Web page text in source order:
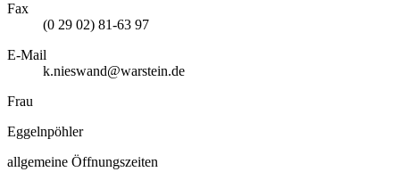
Fax
(0 29 02) 81-63 97
E-Mail
k.nieswand@warstein.de
Frau
Eggelnpöhler
allgemeine Öffnungszeiten